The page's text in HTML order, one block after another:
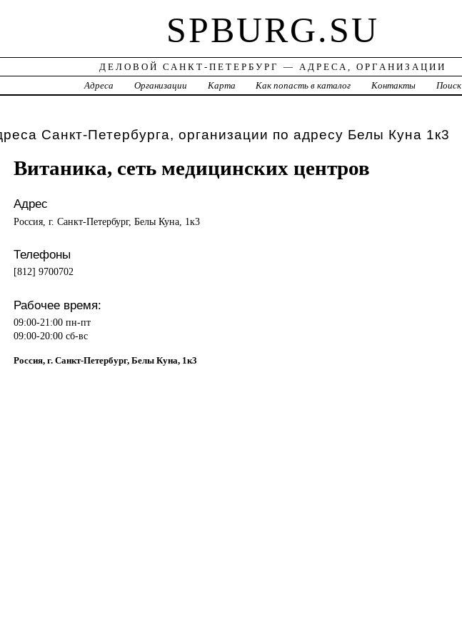
SPBURG.SU
ДЕЛОВОЙ САНКТ-ПЕТЕРБУРГ — АДРЕСА, ОРГАНИЗАЦИИ
Адреса
Организации Карта Как попасть в каталог Контакты Поиск
Санкт-Петербурга, организации по адресу Белы Куна 1к3
Витаника, сеть медицинских центров
Адрес
Россия, г. Санкт-Петербург, Белы Куна, 1к3
Телефоны
[812] 9700702
Рабочее время:
09:00-21:00 пн-пт
09:00-20:00 сб-вс
Россия, г. Санкт-Петербург, Белы Куна, 1к3